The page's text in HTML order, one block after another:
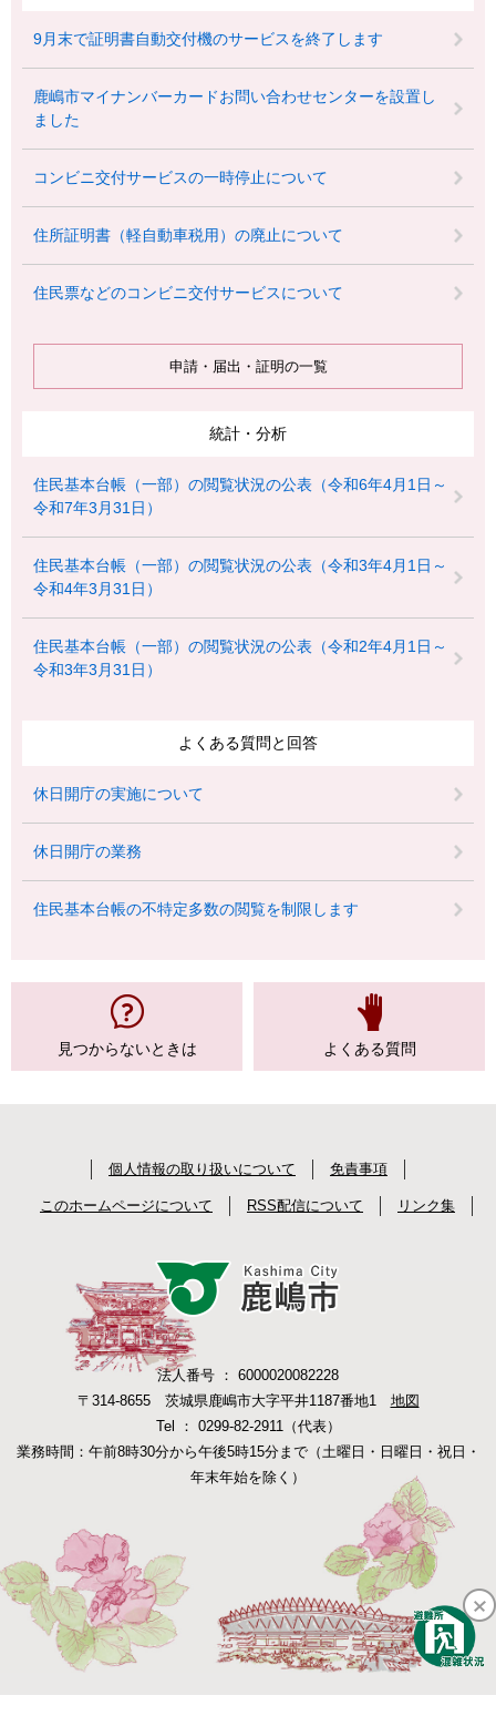
9月末で証明書自動交付機のサービスを終了します
鹿嶋市マイナンバーカードお問い合わせセンターを設置し
ました
コンビニ交付サービスの一時停止について
住所証明書（軽自動車税用）の廃止について
住民票などのコンビニ交付サービスについて
申請・届出・証明の一覧
統計・分析
住民基本台帳（一部）の閲覧状況の公表（令和6年4月1日～
令和7年3月31日）
住民基本台帳（一部）の閲覧状況の公表（令和3年4月1日～
令和4年3月31日）
住民基本台帳（一部）の閲覧状況の公表（令和2年4月1日～
令和3年3月31日）
よくある質問と回答
休日開庁の実施について
休日開庁の業務
住民基本台帳の不特定多数の閲覧を制限します
見つからないときは よくある質問
個人情報の取り扱いについて 免責事項
このホームページについて RSS配信について リンク集
法人番号 ： 6000020082228
〒314-8655 茨城県鹿嶋市大字平井1187番地1 地図
Tel ： 0299-82-2911（代表）
業務時間：午前8時30分から午後5時15分まで（土曜日・日曜日・祝日・
年末年始を除く）